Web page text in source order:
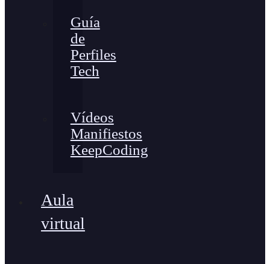
Guía
de
Perfiles
Tech
Vídeos
Manifiestos
KeepCoding
Aula
virtual